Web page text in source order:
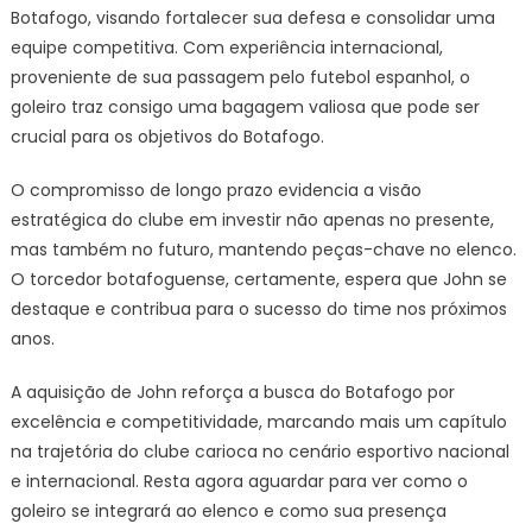
Botafogo, visando fortalecer sua defesa e consolidar uma
equipe competitiva. Com experiência internacional,
proveniente de sua passagem pelo futebol espanhol, o
goleiro traz consigo uma bagagem valiosa que pode ser
crucial para os objetivos do Botafogo.
O compromisso de longo prazo evidencia a visão
estratégica do clube em investir não apenas no presente,
mas também no futuro, mantendo peças-chave no elenco.
O torcedor botafoguense, certamente, espera que John se
destaque e contribua para o sucesso do time nos próximos
anos.
A aquisição de John reforça a busca do Botafogo por
excelência e competitividade, marcando mais um capítulo
na trajetória do clube carioca no cenário esportivo nacional
e internacional. Resta agora aguardar para ver como o
goleiro se integrará ao elenco e como sua presença